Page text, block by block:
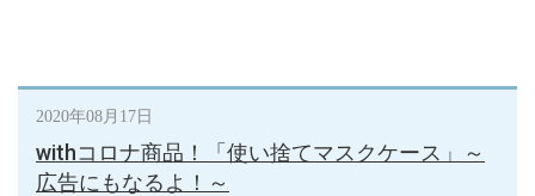
2020年08月17日
withコロナ商品！「使い捨てマスクケース」～
広告にもなるよ！～